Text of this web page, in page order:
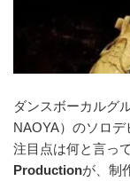
ダンスボーカルグ
NAOYA）のソロデ
注目点は何と言って
Productionが、制